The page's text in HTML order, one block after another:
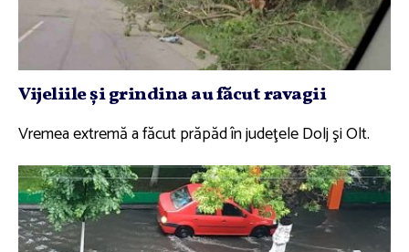
Vijeliile şi grindina au făcut ravagii
Vremea extremă a făcut prăpăd în judeţele Dolj şi Olt.